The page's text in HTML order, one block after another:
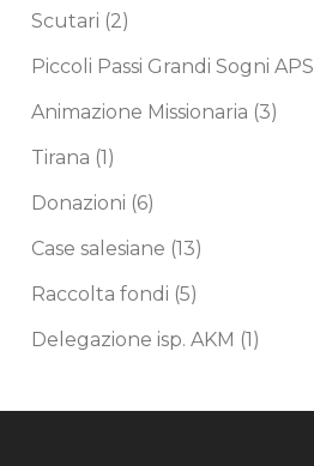
Scutari (2)
Piccoli Passi Grandi Sogni APS
Animazione Missionaria (3)
Tirana (1)
Donazioni (6)
Case salesiane (13)
Raccolta fondi (5)
Delegazione isp. AKM (1)